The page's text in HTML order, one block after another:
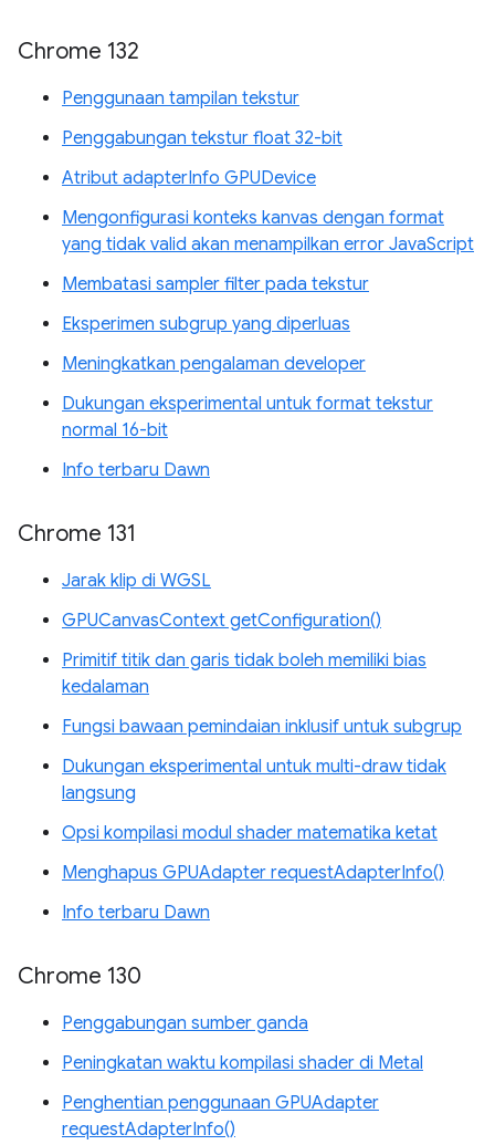
Chrome 132
Penggunaan tampilan tekstur
Penggabungan tekstur float 32-bit
Atribut adapterInfo GPUDevice
Mengonfigurasi konteks kanvas dengan format
yang tidak valid akan menampilkan error JavaScript
Membatasi sampler filter pada tekstur
Eksperimen subgrup yang diperluas
Meningkatkan pengalaman developer
Dukungan eksperimental untuk format tekstur
normal 16-bit
Info terbaru Dawn
Chrome 131
Jarak klip di WGSL
GPUCanvasContext getConfiguration()
Primitif titik dan garis tidak boleh memiliki bias
kedalaman
Fungsi bawaan pemindaian inklusif untuk subgrup
Dukungan eksperimental untuk multi-draw tidak
langsung
Opsi kompilasi modul shader matematika ketat
Menghapus GPUAdapter requestAdapterInfo()
Info terbaru Dawn
Chrome 130
Penggabungan sumber ganda
Peningkatan waktu kompilasi shader di Metal
Penghentian penggunaan GPUAdapter
requestAdapterInfo()